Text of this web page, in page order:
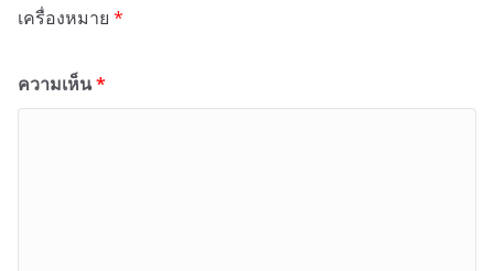
เครื่องหมาย *
ความเห็น*